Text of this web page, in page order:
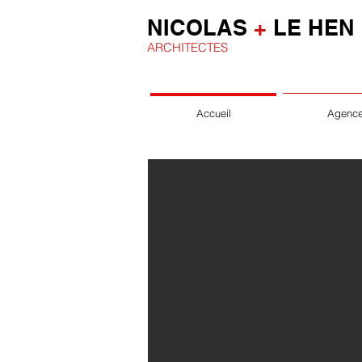
NICOLAS + LE HEN
ARCHITECTES
Accueil